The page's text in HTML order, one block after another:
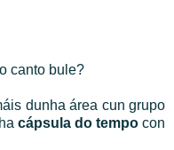
canto bule?
dunha área cun grupo
cápsula do tempocon